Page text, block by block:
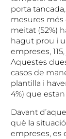
porta
mesures més
meitat (52%)
hagut prou i
empreses,
Aquestes
casos de
plantilla i
4%) que
Davant
què la
empreses, es